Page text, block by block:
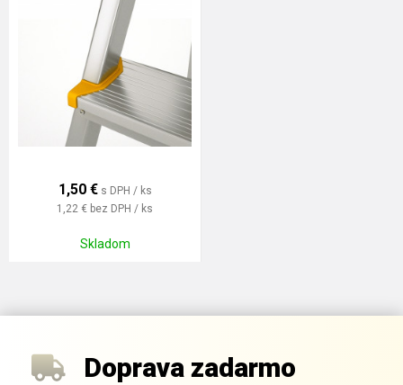
1,50 € s DPH / ks
1,22 € bez DPH / ks
Skladom
Doprava zadarmo